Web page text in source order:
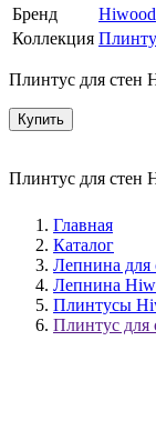
Бренд
Hiwood
Коллекция
Плинтус для стен
Купить
Плинтус для стен
Главная
Каталог
Лепнина для
Лепнина
Плинтусы
Плинтус для